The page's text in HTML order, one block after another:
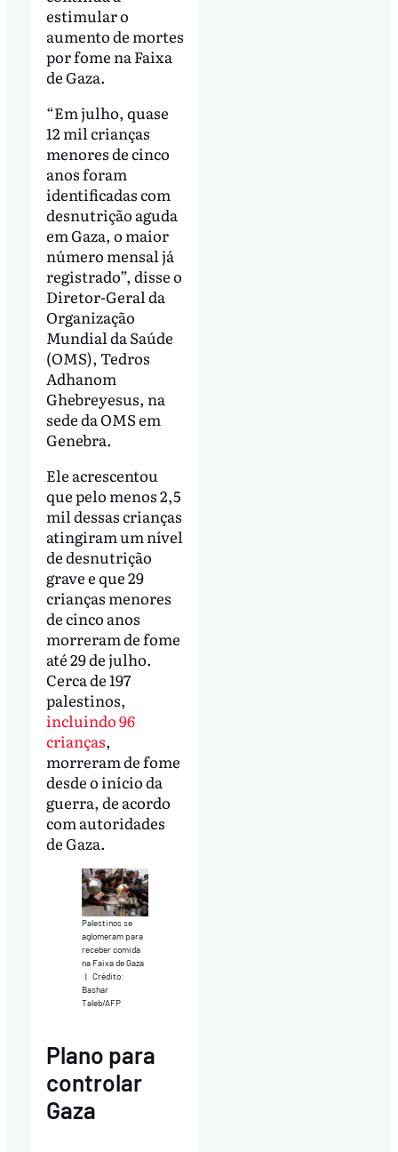
estimular o
aumento de mortes
por fome na Faixa
de Gaza.
“Em julho, quase
12 mil crianças
menores de cinco
anos foram
identificadas com
desnutrição aguda
em Gaza, o maior
número mensal já
registrado”, disse o
Diretor-Geral da
Organização
Mundial da Saúde
(OMS), Tedros
Adhanom
Ghebreyesus, na
sede da OMS em
Genebra.
Ele acrescentou
que pelo menos 2,5
mil dessas crianças
atingiram um nível
de desnutrição
grave e que 29
crianças menores
de cinco anos
morreram de fome
até 29 de julho.
Cerca de 197
palestinos,
incluindo 96
crianças,
morreram de fome
desde o início da
guerra, de acordo
com autoridades
de Gaza.
Palestinos se
aglomeram para
receber comida
na Faixa de Gaza
| Crédito:
Bashar
Taleb/AFP
Plano para
controlar
Gaza